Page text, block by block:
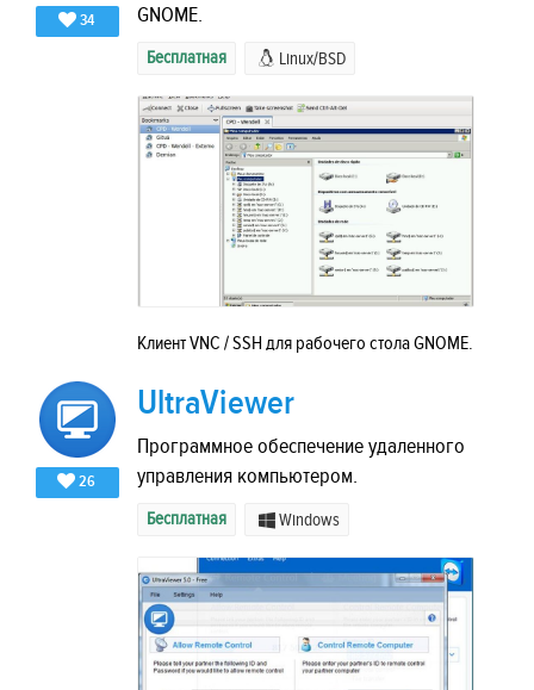
34
GNOME.
Бесплатная Linux/BSD
Клиент VNC / SSH для рабочего стола GNOME.
26
UltraViewer
Программное обеспечение удаленного
управления компьютером.
Бесплатная Windows